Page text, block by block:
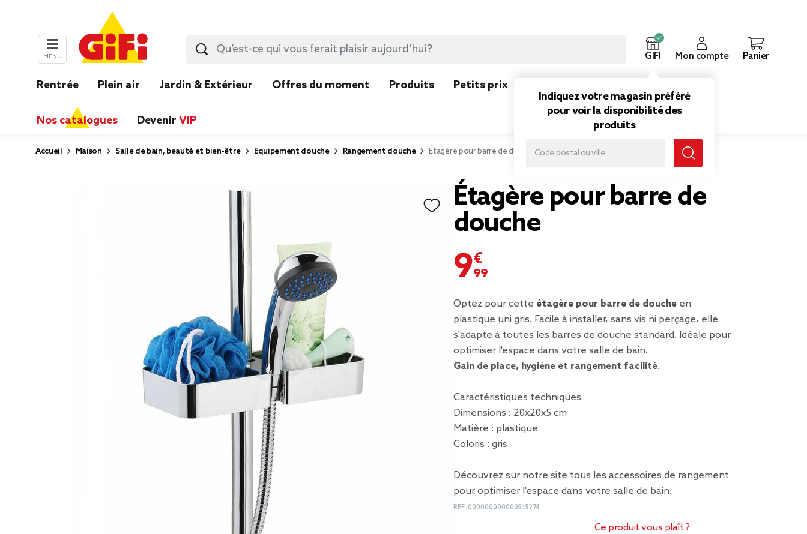
MENU GIFI
Indiquez votre magasin préféré
pour voir la disponibilité des
produits
Mon compte Panier
Rentrée Plein air Jardin & Extérieur Offres du moment Produits Petits prix
Nos catalogues Devenir VIP
Accueil Maison Salle de bain, beauté et bien-être Equipement douche Rangement douche Étagère pour barre de douche
Étagère pour barre de
douche
9,99 €
Optez pour cette étagère pour barre de douche en
plastique uni gris. Facile à installer, sans vis ni perçage, elle
s'adapte à toutes les barres de douche standard. Idéale pour
optimiser l'espace dans votre salle de bain.
Gain de place, hygiène et rangement facilité.
Caractéristiques techniques
Dimensions : 20x20x5 cm
Matière : plastique
Coloris : gris
Découvrez sur notre site tous les accessoires de rangement
pour optimiser l'espace dans votre salle de bain.
REF. 000000000000515274
Ce produit vous plaît ?